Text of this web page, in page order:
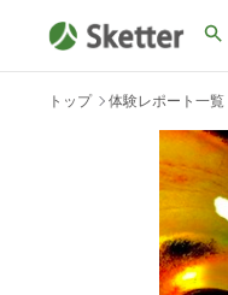
トップ 体験レポート一覧